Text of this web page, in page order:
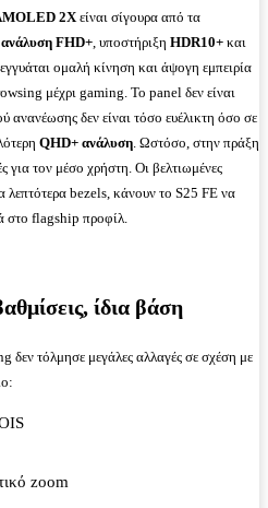
2Xείναι σίγουρα από τα
ανάλυση FHD+, υποστήριξη HDR10+ και
ομαλή κίνηση και άψογη εμπειρία
μέχρι gaming. Το panel δεν είναι
δεν είναι τόσο ευέλικτη όσο σε
QHD+ ανάλυση. Ωστόσο, στην πράξη
για τον μέσο χρήστη. Οι βελτιωμένες
λεπτότερα bezels, κάνουν το S25 FE να
στο flagship προφίλ.
ίδια βάση
τόλμησε μεγάλες αλλαγές σε σχέση με
zoom